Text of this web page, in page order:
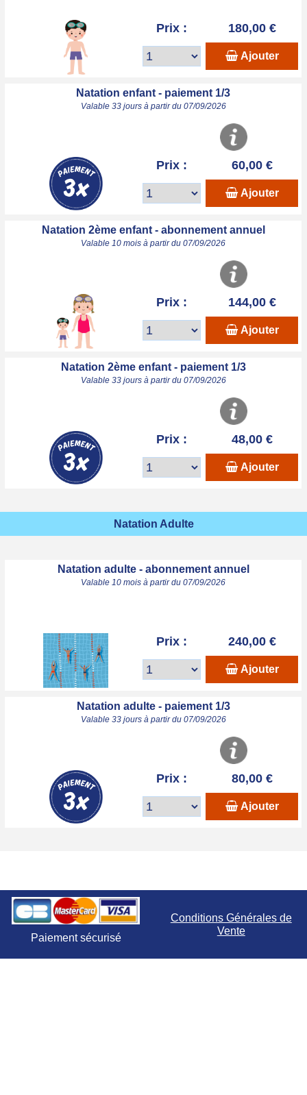
Prix : 180,00 €
Ajouter
Natation enfant - paiement 1/3
Valable 33 jours à partir du 07/09/2026
Prix : 60,00 €
Ajouter
Natation 2ème enfant - abonnement annuel
Valable 10 mois à partir du 07/09/2026
Prix : 144,00 €
Ajouter
Natation 2ème enfant - paiement 1/3
Valable 33 jours à partir du 07/09/2026
Prix : 48,00 €
Ajouter
Natation Adulte
Natation adulte - abonnement annuel
Valable 10 mois à partir du 07/09/2026
Prix : 240,00 €
Ajouter
Natation adulte - paiement 1/3
Valable 33 jours à partir du 07/09/2026
Prix : 80,00 €
Ajouter
Paiement sécurisé
Conditions Générales de
Vente